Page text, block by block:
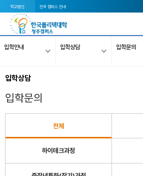
학교법인 전국 캠퍼스 안내
입학안내 입학상담 입학문의
입학상담
입학문의
전체
하이테크과정